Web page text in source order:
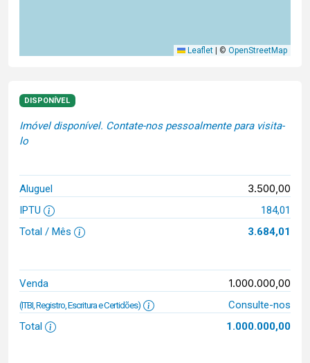
Leaflet | © OpenStreetMap
DISPONÍVEL
Imóvel disponível. Contate-nos pessoalmente para visita-
lo
Aluguel 3.500,00
IPTU
184,01
Total / Mês
3.684,01
Venda 1.000.000,00
(ITBI, Registro, Escritura e Certidões)
Consulte-nos
Total
1.000.000,00